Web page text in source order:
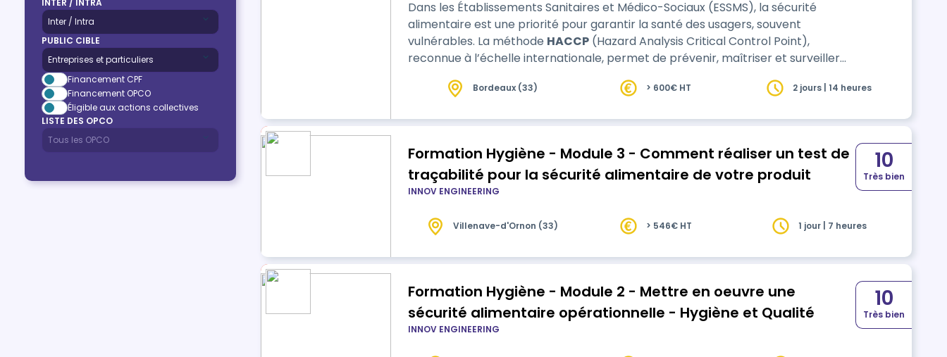
INTER / INTRA
PUBLIC CIBLE
Financement CPF
Financement OPCO
Éligible aux actions collectives
LISTE DES OPCO
Dans les Établissements Sanitaires et Médico-Sociaux (ESSMS), la sécurité
alimentaire est une priorité pour garantir la santé des usagers, souvent
vulnérables. La méthode HACCP(Hazard Analysis Critical Control Point),
reconnue à l’échelle internationale, permet de prévenir, maîtriser et surveiller
appliquer les principes fondamentaux de l…
Bordeaux (33) > 600€ HT 2 jours | 14 heures
Formation Hygiène - Module 3 - Comment réaliser un test de
traçabilité pour la sécurité alimentaire de votre produit
INNOV ENGINEERING
10
Très bien
Villenave-d'Ornon (33) > 546€ HT 1 jour | 7 heures
Formation Hygiène - Module 2 - Mettre en oeuvre une
sécurité alimentaire opérationnelle - Hygiène et Qualité
INNOV ENGINEERING
10
Très bien